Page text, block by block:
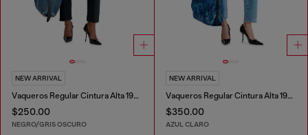
NEW ARRIVAL
Vaqueros Regular Cintura Alta 1981 D-Went
$250.00
NEGRO/GRIS OSCURO
NEW ARRIVAL
Vaqueros Regular Cintura Alta 1981 D-Went
$350.00
AZUL CLARO